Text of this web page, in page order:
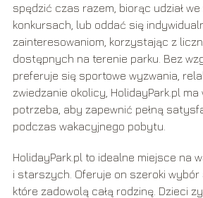
spędzić czas razem, biorąc udział
konkursach, lub oddać się
zainteresowaniom, korzystając z
dostępnych na terenie parku. Bez
preferuje się sportowe wyzwania,
zwiedzanie okolicy, HolidayPark.pl
potrzeba, aby zapewnić pełną
podczas wakacyjnego pobytu.
HolidayPark.pl to idealne miejsce na
i starszych. Oferuje on szeroki wybór
które zadowolą całą rodzinę. Dzieci